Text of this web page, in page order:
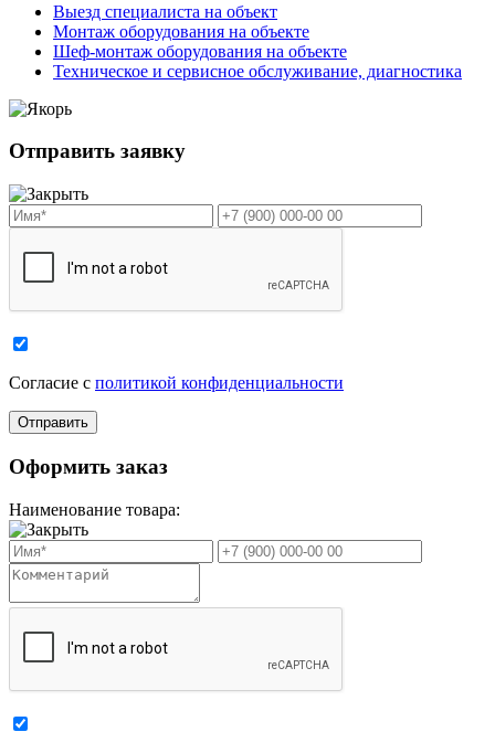
Выезд специалиста на объект
Монтаж оборудования на объекте
Шеф-монтаж оборудования на объекте
Техническое и сервисное обслуживание, диагностика
Отправить заявку
Cогласие с политикой конфиденциальности
Оформить заказ
Наименование товара: